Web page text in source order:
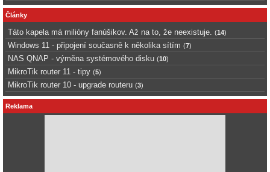
Články
Táto kapela má milióny fanúšikov. Až na to, že neexistuje. (14)
Windows 11 - připojení současně k několika sítím (7)
NAS QNAP - výměna systémového disku (10)
MikroTik router 11 - tipy (5)
MikroTik router 10 - upgrade routeru (3)
Reklama